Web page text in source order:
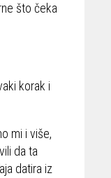
što čeka
korak i
mi i više,
da ta
datira iz